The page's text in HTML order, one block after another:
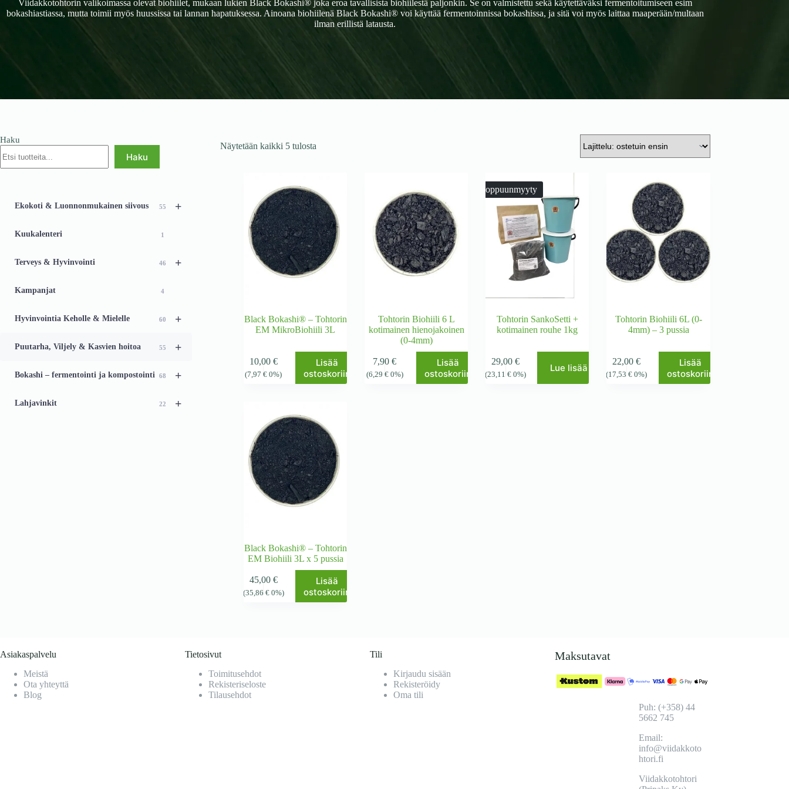
Viidakkotohtorin valikoimassa olevat biohiilet, mukaan lukien Black Bokashi® joka eroa tavallisista biohiilestä paljonkin. Se on valmistettu sekä käytettäväksi fermentoitumiseen esim
bokashiastiassa, mutta toimii myös huussissa tai lannan hapatuksessa. Ainoana biohiilenä Black Bokashi® voi käyttää fermentoinnissa bokashissa, ja sitä voi myös laittaa maaperään/multaan
ilman erillistä latausta.
Näytetään kaikki 5 tulosta
Black Bokashi® – Tohtorin
EM MikroBiohiili 3L
10,00 €
(7,97€ 0%)
Lisää
ostoskoriin
Tohtorin Biohiili 6 L
kotimainen hienojakoinen
(0-4mm)
7,90€
(6,29 €0%)
Lisää
ostoskoriin
Loppuunmyyty
Tohtorin SankoSetti +
kotimainen rouhe 1kg
29,00€
(23,11€ 0%)
Lue lisää
Tohtorin Biohiili 6L (0-
4mm) – 3 pussia
22,00€
(17,53€ 0%)
Lisää
ostoskoriin
Black Bokashi® – Tohtorin
EM Biohiili 3L x 5 pussia
45,00 €
(35,86 €0%)
Lisää
ostoskoriin
Haku
Haku
+
Ekokoti & Luonnonmukainen siivous 55
Kuukalenteri 1
+
Terveys & Hyvinvointi 46
Kampanjat 4
+
Hyvinvointia Keholle & Mielelle 60
+
Puutarha, Viljely & Kasvien hoitoa 55
+
Bokashi – fermentointi ja kompostointi 68
+
Lahjavinkit 22
Asiakaspalvelu
Meistä
Ota yhteyttä
Blog
Tietosivut
Toimitusehdot
Rekisteriseloste
Tilausehdot
Tili
Kirjaudu sisään
Rekisteröidy
Oma tili
Maksutavat
Puh: (+358) 44
5662 745
Email:
info@viidakkoto
htori.fi
Viidakkotohtori